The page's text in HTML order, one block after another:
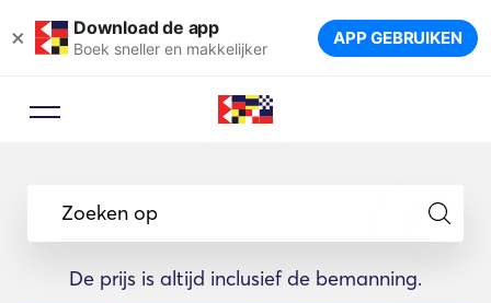
× Download de app
Boek sneller en makkelijker APP GEBRUIKEN
Zoeken op
De prijs is altijd inclusief de bemanning.